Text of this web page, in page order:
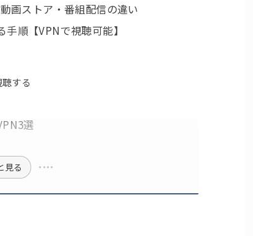
画ストア・番組配信の違い
順【VPNで視聴可能】
する
選
見る